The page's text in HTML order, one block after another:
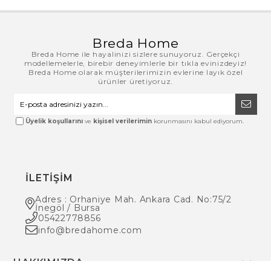
Breda Home
Breda Home ile hayalinizi sizlere sunuyoruz. Gerçekçi
modellemelerle, birebir deneyimlerle bir tıkla evinizdeyiz!
Breda Home olarak müşterilerimizin evlerine layık özel
ürünler üretiyoruz.
Üyelik koşullarını ve kişisel verilerimin korunmasını kabul ediyorum.
İLETİŞİM
Adres : Orhaniye Mah. Ankara Cad. No:75/2
İnegöl / Bursa
05422778856
info@bredahome.com